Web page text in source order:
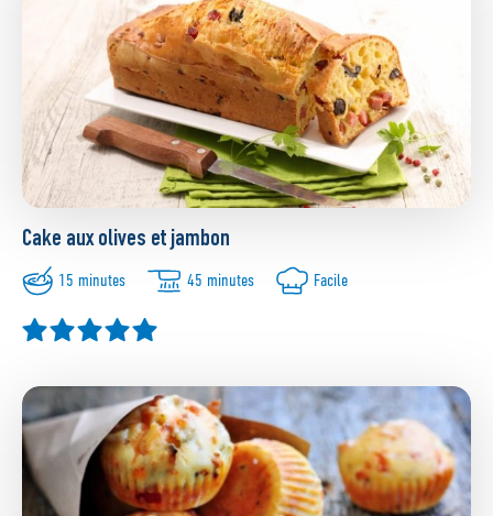
Cake aux olives et jambon
15 minutes 45 minutes Facile